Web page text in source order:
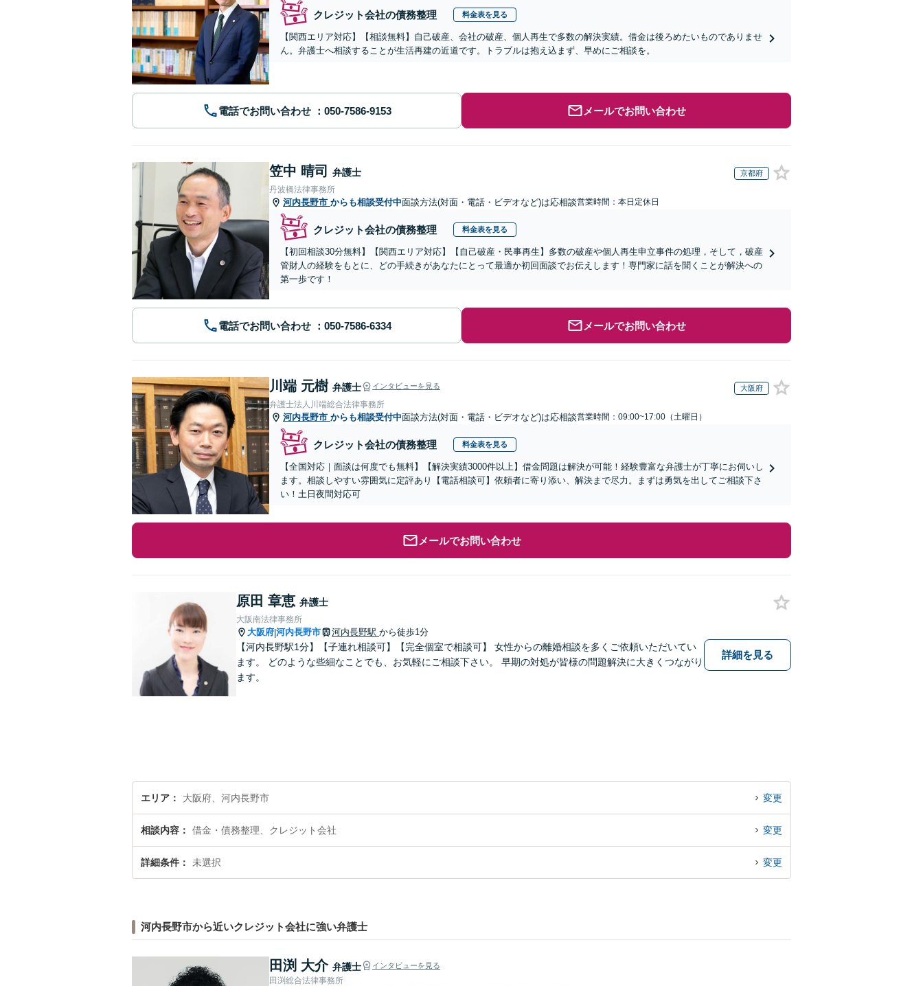
クレジット会社の債務整理 料金表を見る
【関西エリア対応】【相談無料】自己破産、会社の破産、個人再生で多数の解決実績。借金は後ろめたいものでありませ
ん。弁護士へ相談することが生活再建の近道です。トラブルは抱え込まず、早めにご相談を。
電話でお問い合わせ メールでお問い合わせ
笠中 晴司 弁護士 京都府
丹波橋法律事務所
河内長野市 からも相談受付中面談方法(対面・電話・ビデオなど)は応相談営業時間：本日定休日
クレジット会社の債務整理 料金表を見る
【初回相談30分無料】【関西エリア対応】【自己破産・民事再生】多数の破産や個人再生申立事件の処理，そして，破産
管財人の経験をもとに、どの手続きがあなたにとって最適か初回面談でお伝えします！専門家に話を聞くことが解決への
第一歩です！
電話でお問い合わせ メールでお問い合わせ
川端 元樹 弁護士 インタビューを見る 大阪府
弁護士法人川端総合法律事務所
河内長野市 からも相談受付中面談方法(対面・電話・ビデオなど)は応相談営業時間：09:00~17:00（土曜日）
クレジット会社の債務整理 料金表を見る
【全国対応｜面談は何度でも無料】【解決実績3000件以上】借金問題は解決が可能！経験豊富な弁護士が丁寧にお伺いし
ます。相談しやすい雰囲気に定評あり【電話相談可】依頼者に寄り添い、解決まで尽力。まずは勇気を出してご相談下さ
い！土日夜間対応可
メールでお問い合わせ
原田 章恵 弁護士
大阪南法律事務所
大阪府|河内長野市 河内長野駅 から徒歩1分
【河内長野駅1分】【子連れ相談可】【完全個室で相談可】 女性からの離婚相談を多くご依頼いただいてい
ます。 どのような些細なことでも、お気軽にご相談下さい。 早期の対処が皆様の問題解決に大きくつながり
ます。
詳細を見る
エリア 大阪府、河内長野市 変更
相談内容 借金・債務整理、クレジット会社 変更
詳細条件 未選択 変更
河内長野市から近いクレジット会社に強い弁護士
田渕 大介 弁護士 インタビューを見る
田渕総合法律事務所